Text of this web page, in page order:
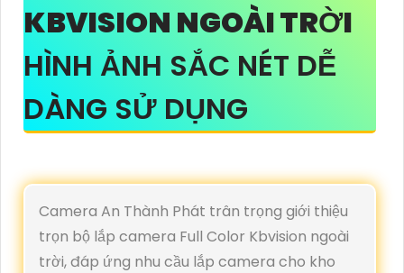
KBVISION NGOÀI TRỜI
HÌNH ẢNH SẮC NÉT DỄ
DÀNG SỬ DỤNG
Camera An Thành Phát trân trọng giới thiệu
trọn bộ lắp camera Full Color Kbvision ngoài
trời, đáp ứng nhu cầu lắp camera cho kho